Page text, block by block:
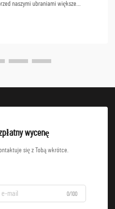
naszymi ubraniami większe
wycenę
się z Tobą wkrótce.
0/100